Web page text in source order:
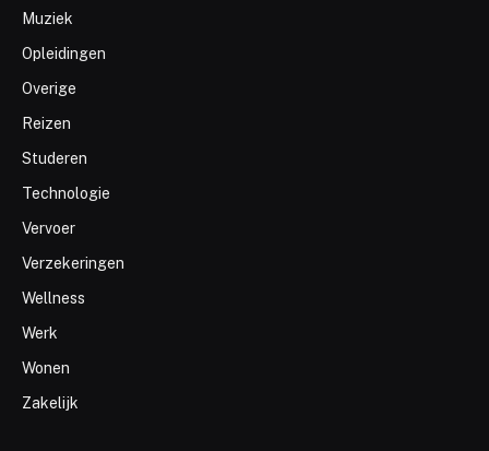
Muziek
Opleidingen
Overige
Reizen
Studeren
Technologie
Vervoer
Verzekeringen
Wellness
Werk
Wonen
Zakelijk